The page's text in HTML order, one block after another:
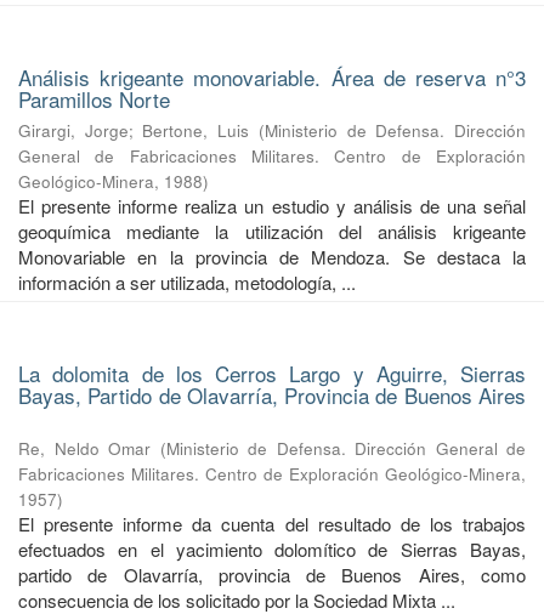
Análisis krigeante monovariable. Área de reserva n°3
Paramillos Norte
Girargi, Jorge; Bertone, Luis (Ministerio de Defensa. Dirección
General de Fabricaciones Militares. Centro de Exploración
Geológico-Minera, 1988)
El presente informe realiza un estudio y análisis de una señal
geoquímica mediante la utilización del análisis krigeante
Monovariable en la provincia de Mendoza. Se destaca la
información a ser utilizada, metodología, ...
La dolomita de los Cerros Largo y Aguirre, Sierras
Bayas, Partido de Olavarría, Provincia de Buenos Aires
Re, Neldo Omar (Ministerio de Defensa. Dirección General de
Fabricaciones Militares. Centro de Exploración Geológico-Minera,
1957)
El presente informe da cuenta del resultado de los trabajos
efectuados en el yacimiento dolomítico de Sierras Bayas,
partido de Olavarría, provincia de Buenos Aires, como
consecuencia de los solicitado por la Sociedad Mixta ...